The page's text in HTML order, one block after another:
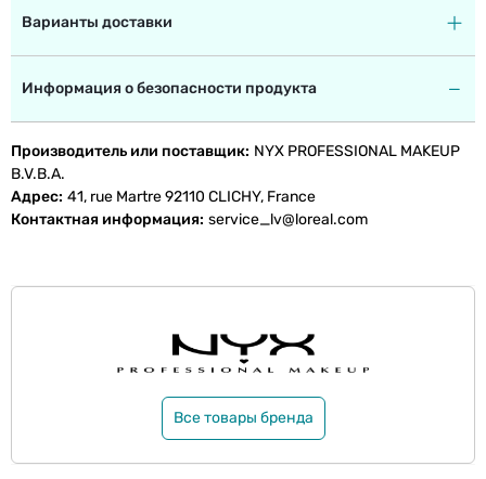
Варианты доставки
Информация о безопасности продукта
Производитель или поставщик NYX PROFESSIONAL MAKEUP
B.V.B.A.
Адрес 41, rue Martre 92110 CLICHY, France
Контактная информация service_lv@loreal.com
Все товары бренда